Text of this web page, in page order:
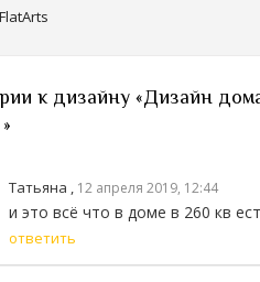
FlatArts
к дизайну «Дизайн
Татьяна , 12 апреля 2019, 12:44
и это всё что в доме в 260 кв
ответить